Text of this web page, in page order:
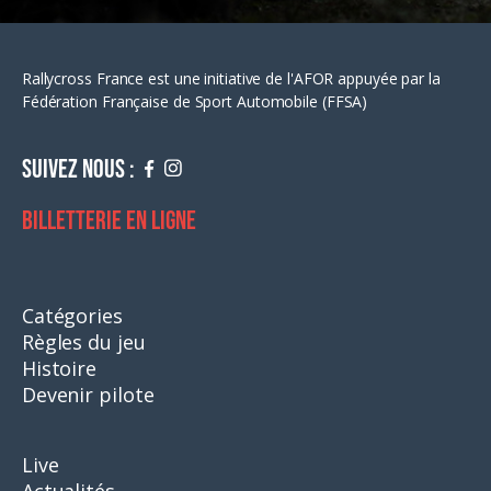
Rallycross France est une initiative de l'AFOR appuyée par la
Fédération Française de Sport Automobile (FFSA)
Suivez nous :
Billetterie en ligne
Catégories
Règles du jeu
Histoire
Devenir pilote
Live